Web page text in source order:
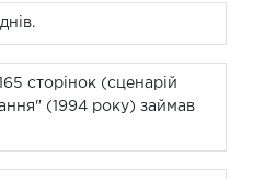
сторінок (сценарій
(1994 року) займав